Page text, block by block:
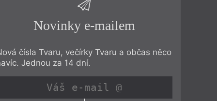
Novinky e-mailem
čísla Tvaru, večírky Tvaru a občas něco
Jednou za 14 dní.